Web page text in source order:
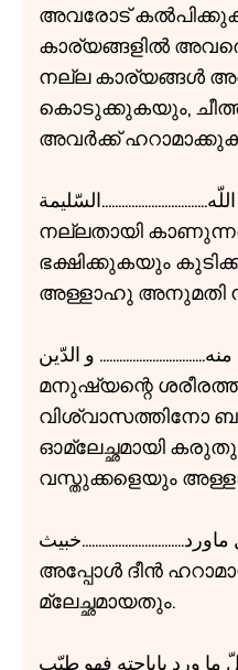
അവരോട്
കാര്യങ്ങളിൽ
നല്ല കാര്യങ്ങൾ
കൊടുക്കുകയും,
അവർക്ക്
നല്ലതായി
ഭക്ഷിക്കുകയും
അള്ളാഹു അനുമതി
و الدّين
മനുഷ്യന്റെ
വിശ്വാസത്തിനോ
ഓമ്ലേച്ഛമായി
വസ്തുക്കളെയും
അപ്പോൾ ദീൻ
മ്ലേച്ഛമായതും.
ما ورد بإباحته فهو طيّب